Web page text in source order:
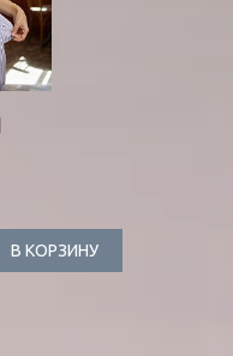
В КОРЗИНУ